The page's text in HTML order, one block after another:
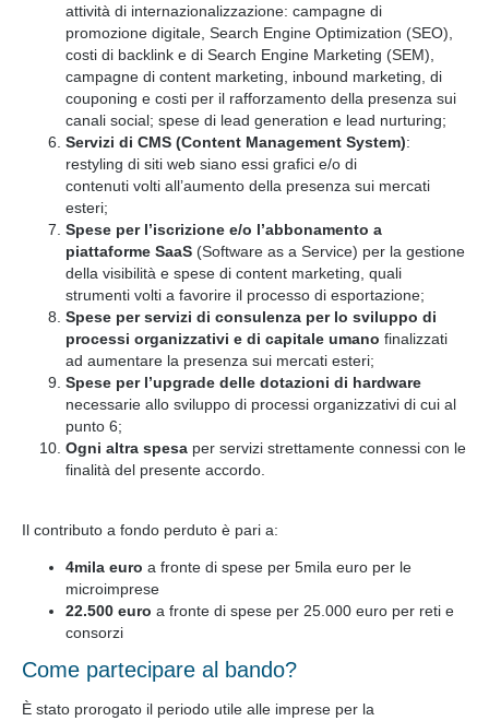
attività di internazionalizzazione: campagne di
promozione digitale, Search Engine Optimization (SEO),
costi di backlink e di Search Engine Marketing (SEM),
campagne di content marketing, inbound marketing, di
couponing e costi per il rafforzamento della presenza sui
canali social; spese di lead generation e lead nurturing;
Servizi di CMS (Content Management System):
restyling di siti web siano essi grafici e/o di
contenuti volti all’aumento della presenza sui mercati
esteri;
Spese per l’iscrizione e/o l’abbonamento a
piattaforme SaaS (Software as a Service) per la gestione
della visibilità e spese di content marketing, quali
strumenti volti a favorire il processo di esportazione;
Spese per servizi di consulenza per lo sviluppo di
processi organizzativi e di capitale umano finalizzati
ad aumentare la presenza sui mercati esteri;
Spese per l’upgrade delle dotazioni di hardware
necessarie allo sviluppo di processi organizzativi di cui al
punto 6;
Ogni altra spesa per servizi strettamente connessi con le
finalità del presente accordo.
Il contributo a fondo perduto è pari a:
4mila euro a fronte di spese per 5mila euro per le
microimprese
22.500 euro a fronte di spese per 25.000 euro per reti e
consorzi
Come partecipare al bando?
È stato prorogato il periodo utile alle imprese per la